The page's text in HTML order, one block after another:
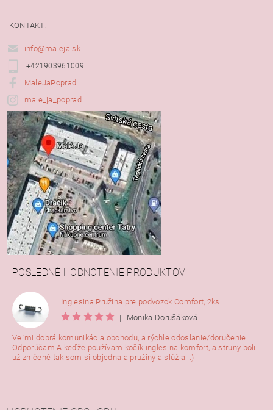
KONTAKT:
info@maleja.sk
+421903961009
MaleJaPoprad
male_ja_poprad
POSLEDNÉ HODNOTENIE PRODUKTOV
Inglesina Pružina pre podvozok Comfort, 2ks
|
Monika Dorušáková
Veľmi dobrá komunikácia obchodu, a rýchle odoslanie/doručenie.
Odporúčam A keďže používam kočík inglesina komfort, a struny boli
už zničené tak som si objednala pružiny a slúžia. :)